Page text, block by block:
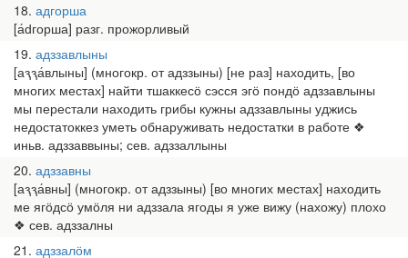
18 адгорша
[а́ԁгорша] разг. прожорливый
19 адззавлыны
[аԇԇа́влыны] (многокр. от адззыны) [не раз] находить, [во
многих местах] найти тшаккесӧ сэсся эгӧ пондӧ адззавлыны
мы перестали находить грибы кужны адззавлыны уджись
недостатоккез уметь обнаруживать недостатки в работе ❖
иньв. адззаввыны; сев. адззаллыны
20 адззавны
[аԇԇа́вны] (многокр. от адззыны) [во многих местах] находить
ме ягӧдсӧ умӧля ни адззала ягоды я уже вижу (нахожу) плохо
❖ сев. адззалны
21 адззалӧм